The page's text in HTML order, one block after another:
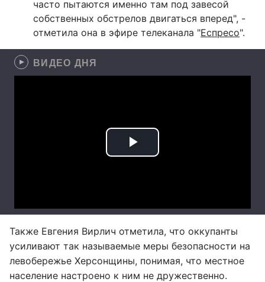
часто пытаются именно там под завесой
собственных обстрелов двигаться вперед", -
отметила она в эфире телеканала "Еспресо".
ВИДЕО ДНЯ
Также Евгения Вирлич отметила, что оккупанты
усиливают так называемые меры безопасности на
левобережье Херсонщины, понимая, что местное
население настроено к ним не дружественно.